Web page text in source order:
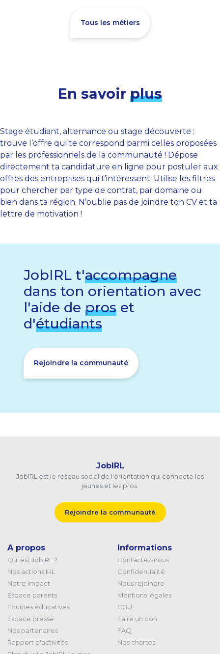
Tous les métiers
En savoir plus
Stage étudiant, alternance ou stage découverte :
trouve l’offre qui te correspond parmi celles proposées
par les professionnels de la communauté ! Dépose
directement ta candidature en ligne pour postuler aux
offres des entreprises qui t’intéressent. Utilise les filtres
pour chercher par type de contrat, par domaine ou
bien dans ta région. N’oublie pas de joindre ton CV et ta
lettre de motivation !
JobIRL t'accompagne
dans ton orientation avec
l'aide de pros et
d'étudiants
Rejoindre la communauté
JobIRL
JobIRL est le réseau social de l'orientation qui connecte les
jeunes et les pros.
Rejoindre la communauté
A propos
Qui est JobIRL ?
Nos actions IRL
Notre impact
Espace parents
Equipes éducatives
Espace presse
Nos partenaires
Rapport d'activités
Informations
Contactez-nous
Confidentialité
Nous rejoindre
Mentions légales
CGU
Faire un don
FAQ
Nos chartes